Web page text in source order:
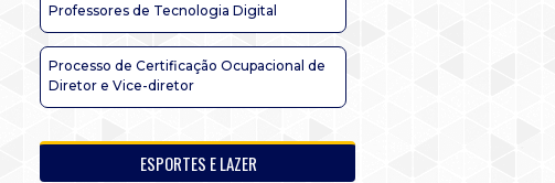
Professores de Tecnologia Digital
Processo de Certificação Ocupacional de
Diretor e Vice-diretor
ESPORTES E LAZER